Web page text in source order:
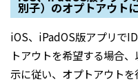
別子）のオプトアウト
iOS、iPadOS版アプリで
トアウトを希望する場合
示に従い、オプトアウトを